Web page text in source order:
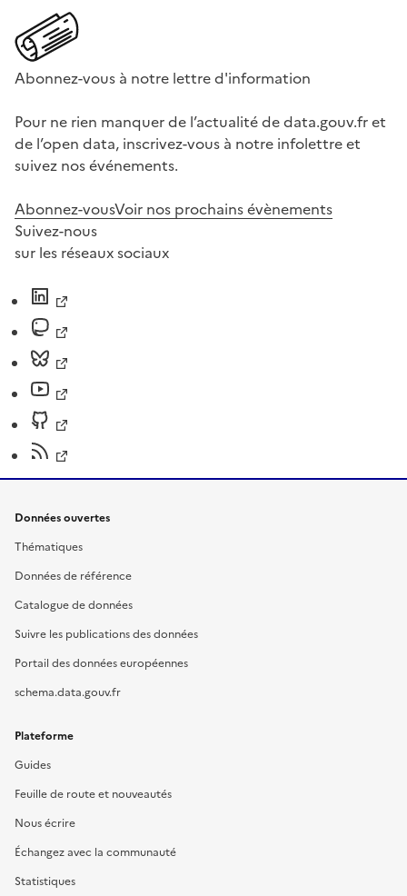
Abonnez-vous à notre lettre d'information
Pour ne rien manquer de l’actualité de data.gouv.fr et
de l’open data, inscrivez-vous à notre infolettre et
suivez nos événements.
Abonnez-vousVoir nos prochains évènements
Suivez-nous
sur les réseaux sociaux
Données ouvertes
Thématiques
Données de référence
Catalogue de données
Suivre les publications des données
Portail des données européennes
schema.data.gouv.fr
Plateforme
Guides
Feuille de route et nouveautés
Nous écrire
Échangez avec la communauté
Statistiques